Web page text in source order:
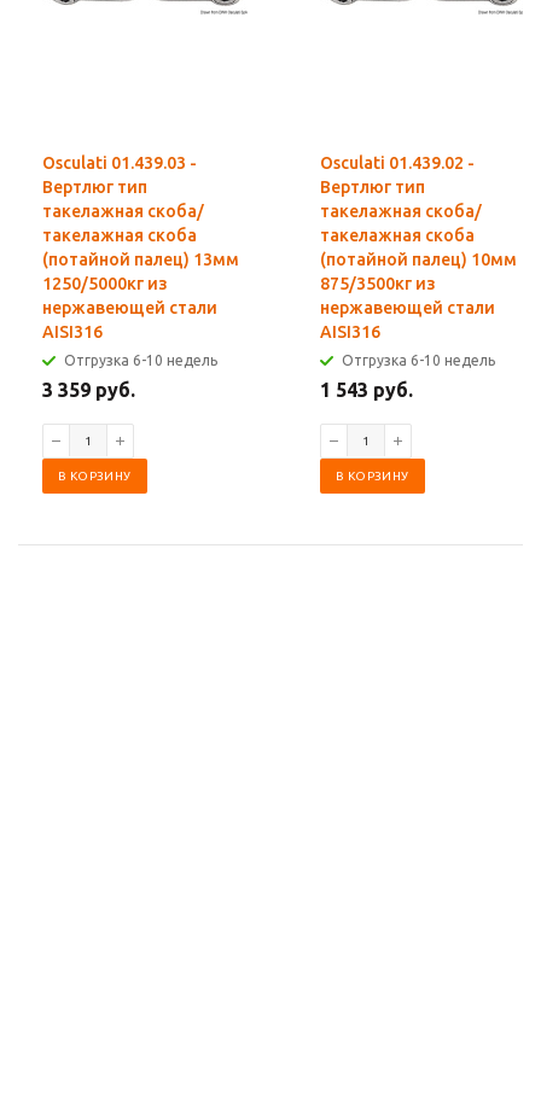
Osculati 01.439.03 -
Вертлюг тип
такелажная скоба/
такелажная скоба
(потайной палец) 13мм
1250/5000кг из
нержавеющей стали
AISI316
Отгрузка 6-10 недель
3 359 руб.
В КОРЗИНУ
Osculati 01.439.02 -
Вертлюг тип
такелажная скоба/
такелажная скоба
(потайной палец) 10мм
875/3500кг из
нержавеющей стали
AISI316
Отгрузка 6-10 недель
1 543 руб.
В КОРЗИНУ